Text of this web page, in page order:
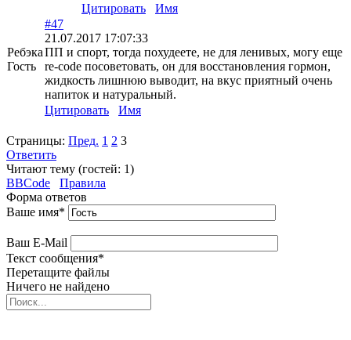
Цитировать
Имя
Ребэка
Гость
#47
21.07.2017 17:07:33
ПП и спорт, тогда похудеете, не для ленивых, могу еще
re-code посоветовать, он для восстановления гормон,
жидкость лишнюю выводит, на вкус приятный очень
напиток и натуральный.
Цитировать
Имя
Страницы: Пред. 1 2 3
Ответить
Читают тему (гостей: 1)
BBCode
Правила
Форма ответов
Ваше имя*
Ваш E-Mail
Текст сообщения*
Перетащите файлы
Ничего не найдено